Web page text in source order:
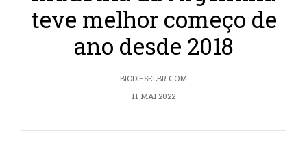
teve melhor começo de
ano desde 2018
BIODIESELBR.COM
11 MAI 2022